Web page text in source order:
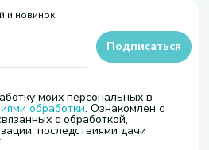
и новинок
моих персональных в
обработки. Ознакомлен с
с обработкой,
последствиями дачи
Подписаться